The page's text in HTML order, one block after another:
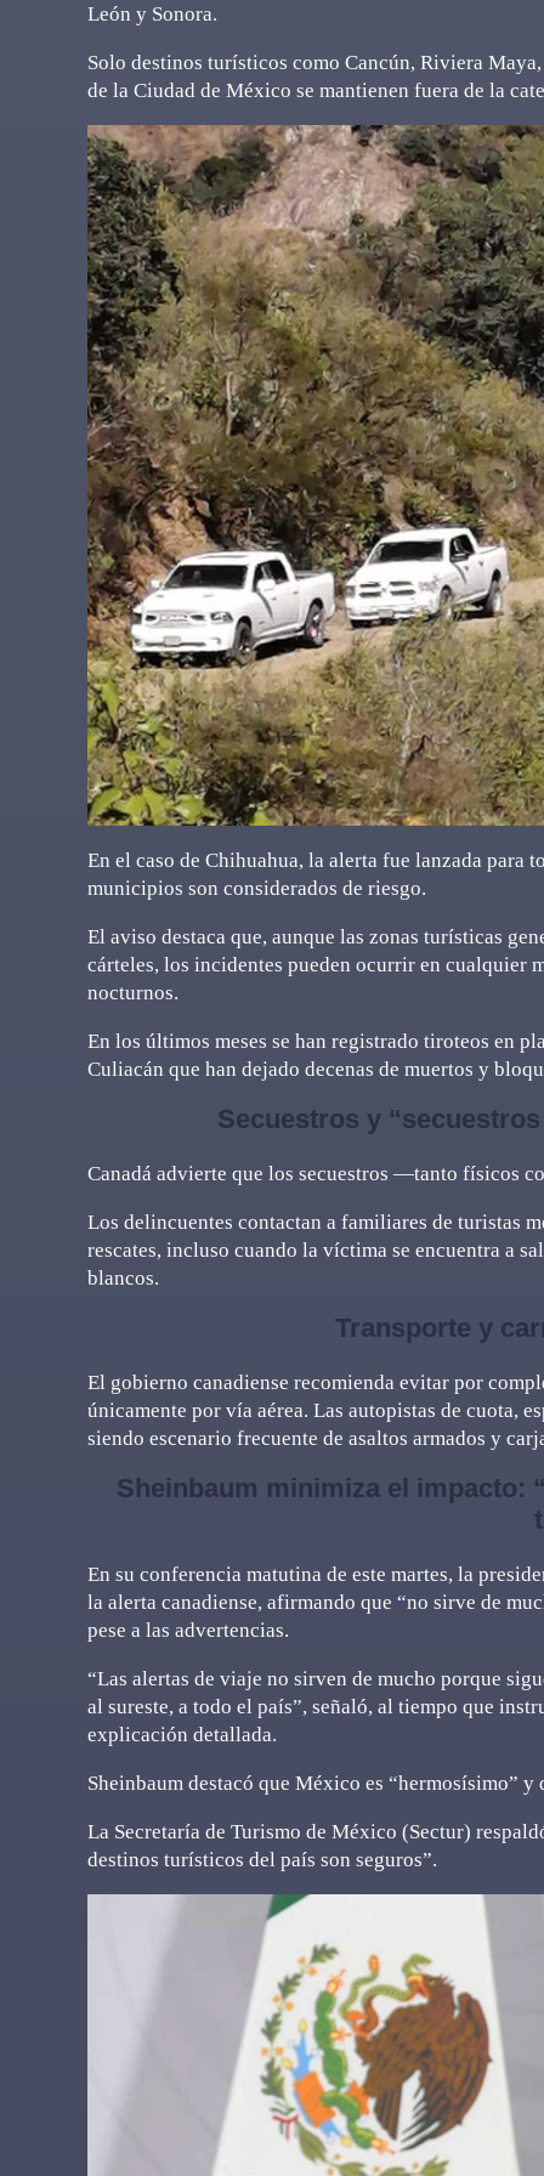
León y Sonora.
Solo destinos turísticos como Cancún, Riviera
de la Ciudad de México se mantienen fuera de la
En el caso de Chihuahua, la alerta fue lanzada para
municipios son considerados de riesgo.
El aviso destaca que, aunque las zonas turísticas
cárteles, los incidentes pueden ocurrir en cualquier
nocturnos.
En los últimos meses se han registrado tiroteos en
Culiacán que han dejado decenas de muertos y
Secuestros y
Canadá advierte que los secuestros —tanto físicos
Los delincuentes contactan a familiares de turistas
rescates, incluso cuando la víctima se encuentra a
blancos.
Transporte y
El gobierno canadiense recomienda evitar por
únicamente por vía aérea. Las autopistas de cuota,
siendo escenario frecuente de asaltos armados y
Sheinbaum minimiza el impacto:
En su conferencia matutina de este martes, la
la alerta canadiense, afirmando que “no sirve de
pese a las advertencias.
“Las alertas de viaje no sirven de mucho porque
al sureste, a todo el país”, señaló, al tiempo que
explicación detallada.
Sheinbaum destacó que México es “hermosísimo”
La Secretaría de Turismo de México (Sectur)
destinos turísticos del país son seguros”.